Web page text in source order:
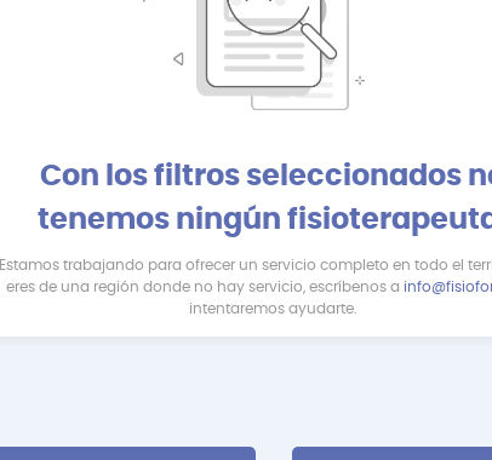
Con los filtros seleccionados
tenemos ningún
Estamos trabajando para ofrecer un servicio completo en todo el
eres de una región donde no hay servicio, escríbenos a
intentaremos ayudarte.